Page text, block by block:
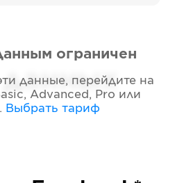
ограничен
данные, перейдите на
Advanced, Pro или
. Выбрать тариф